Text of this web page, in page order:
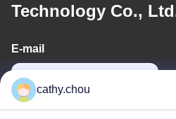
Technology Co.,
E-mail
cathy.chou